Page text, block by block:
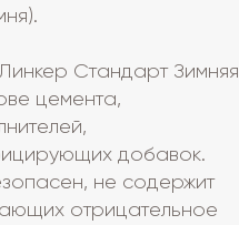
Стандарт Зимняя
цемента,
добавок.
не содержит
отрицательное